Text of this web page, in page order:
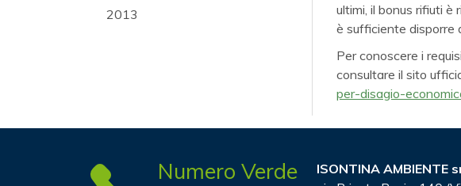
2013
ultimi, il bonus rifiuti
è sufficiente disporre
Per conoscere i
consultare il sito
per-disagio-
Numero Verde
ISONTINA AMBIENTE